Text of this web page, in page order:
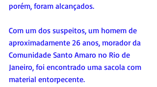
porém, foram alcançados.
Com um dos suspeitos, um homem de
aproximadamente 26 anos, morador da
Comunidade Santo Amaro no Rio de
Janeiro, foi encontrado uma sacola com
material entorpecente.